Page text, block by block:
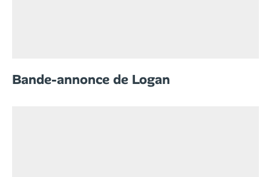
Bande-annonce de Logan